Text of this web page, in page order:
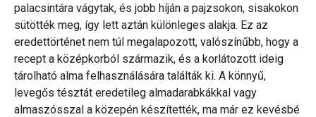
palacsintára vágytak, és jobb híján a pajzsokon, sisakokon
sütötték meg, így lett aztán különleges alakja. Ez az
eredettörténet nem túl megalapozott, valószínűbb, hogy a
recept a középkorból származik, és a korlátozott ideig
tárolható alma felhasználására találták ki. A könnyű,
levegős tésztát eredetileg almadarabkákkal vagy
almaszósszal a közepén készítették, ma már ez kevésbé